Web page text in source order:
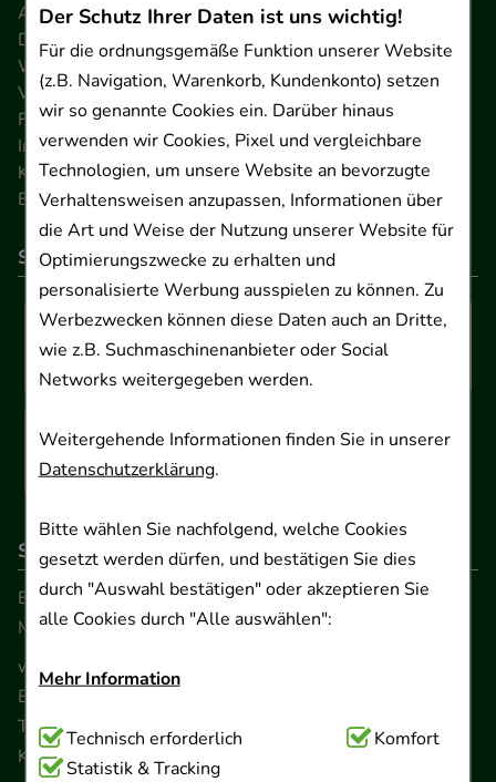
Der Schutz Ihrer Daten ist uns wichtig!
Für die ordnungsgemäße Funktion unserer Website
(z.B. Navigation, Warenkorb, Kundenkonto) setzen
wir so genannte Cookies ein. Darüber hinaus
verwenden wir Cookies, Pixel und vergleichbare
Technologien, um unsere Website an bevorzugte
Verhaltensweisen anzupassen, Informationen über
die Art und Weise der Nutzung unserer Website für
Optimierungszwecke zu erhalten und
personalisierte Werbung ausspielen zu können. Zu
Werbezwecken können diese Daten auch an Dritte,
wie z.B. Suchmaschinenanbieter oder Social
Networks weitergegeben werden.
Weitergehende Informationen finden Sie in unserer
Datenschutzerklärung.
Bitte wählen Sie nachfolgend, welche Cookies
gesetzt werden dürfen, und bestätigen Sie dies
durch "Auswahl bestätigen" oder akzeptieren Sie
alle Cookies durch "Alle auswählen":
Mehr Information
Technisch Notwendig:Hierbei handelt es sich um
Cookies, die für die Grundfunktionen unserer
Technisch erforderlich
Komfort
Statistik & Tracking
AGB
Datenschutz
Widerrufsrecht
Versandkosten
FAQ
Impressum
Kontakt
Barrierefreiheitserklärung
So können Sie bezahlen
So erreichen Sie uns
Beratung und Kundenservice:
Montag - Freitag von 9.00 bis 17.00 Uhr
www.ApoSalis.de
Ernst-August-Platz 2 · 30159 Hannover
Telefon 0511 89 71 80 0 · Fax 0511 89 71 80 11
Kontaktformular